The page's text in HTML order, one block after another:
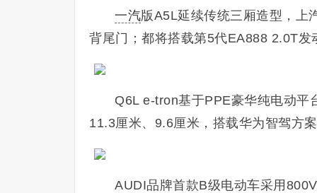
一汽版A5L延续传统三厢造型，上
背尾门；都将搭载第5代EA888 2.0T发
Q6L e-tron基于PPE豪华纯电动平
11.3厘米、9.6厘米，搭载华为智驾方
AUDI品牌首款B级电动车采用